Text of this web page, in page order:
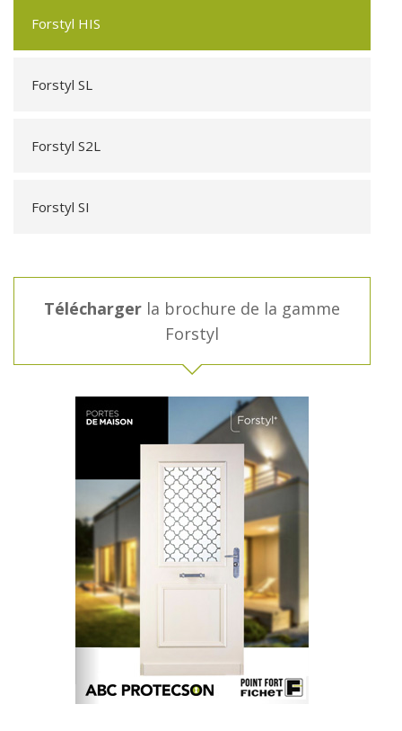
Forstyl HIS
Forstyl SL
Forstyl S2L
Forstyl SI
Télécharger la brochure de la gamme
Forstyl